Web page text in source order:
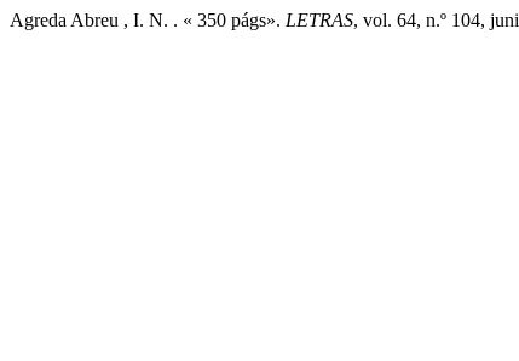
Agreda Abreu , I. N. . « 350 págs». LETRAS, vol. 64, n.º 104,